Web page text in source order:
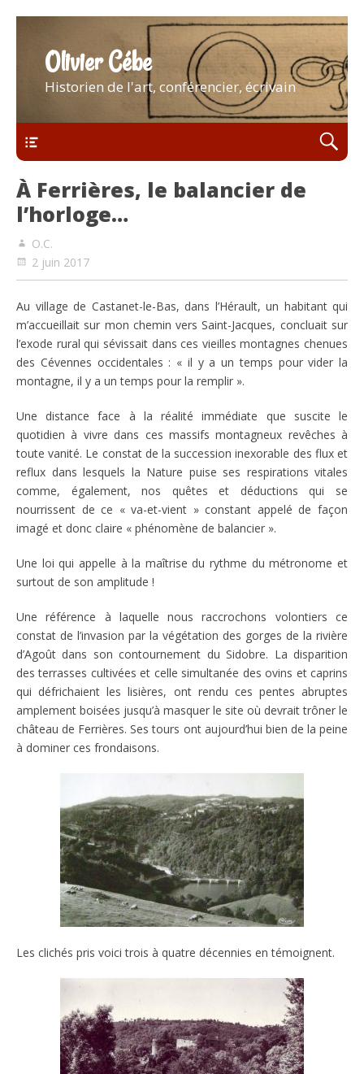
Olivier Cébe
Historien de l'art, conférencier, écrivain
À Ferrières, le balancier de
l’horloge…
O.C.
2 juin 2017
Au village de Castanet-le-Bas, dans l’Hérault, un habitant qui
m’accueillait sur mon chemin vers Saint-Jacques, concluait sur
l’exode rural qui sévissait dans ces vieilles montagnes chenues
des Cévennes occidentales : « il y a un temps pour vider la
montagne, il y a un temps pour la remplir ».
Une distance face à la réalité immédiate que suscite le
quotidien à vivre dans ces massifs montagneux revêches à
toute vanité. Le constat de la succession inexorable des flux et
reflux dans lesquels la Nature puise ses respirations vitales
comme, également, nos quêtes et déductions qui se
nourrissent de ce « va-et-vient » constant appelé de façon
imagé et donc claire « phénomène de balancier ».
Une loi qui appelle à la maîtrise du rythme du métronome et
surtout de son amplitude !
Une référence à laquelle nous raccrochons volontiers ce
constat de l’invasion par la végétation des gorges de la rivière
d’Agoût dans son contournement du Sidobre. La disparition
des terrasses cultivées et celle simultanée des ovins et caprins
qui défrichaient les lisières, ont rendu ces pentes abruptes
amplement boisées jusqu’à masquer le site où devrait trôner le
château de Ferrières. Ses tours ont aujourd’hui bien de la peine
à dominer ces frondaisons.
Les clichés pris voici trois à quatre décennies en témoignent.